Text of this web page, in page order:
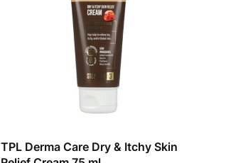
TPL Derma Care Dry & Itchy Skin